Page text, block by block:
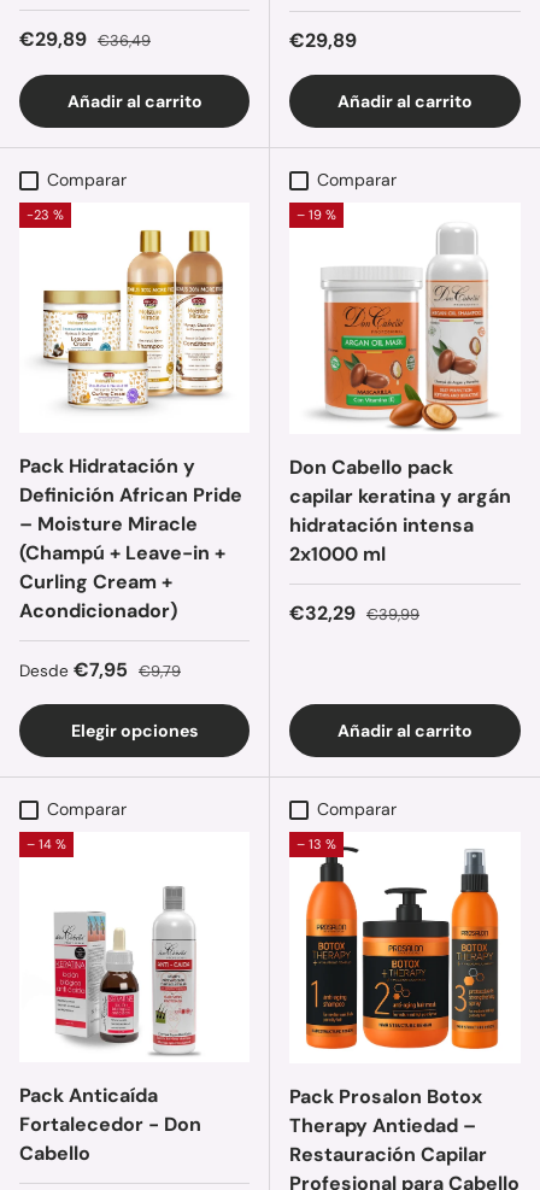
Precio de venta
€29,89 Precio normal
€36,49
Añadir al carrito
Precio normal
€29,89
Añadir al carrito
Comparar
-23 %
Pack Hidratación y
Definición African Pride
– Moisture Miracle
(Champú + Leave-in +
Curling Cream +
Acondicionador)
Precio de venta
Desde €7,95 Precio normal
€9,79
Elegir opciones
Comparar
– 19 %
Don Cabello pack
capilar keratina y argán
hidratación intensa
2x1000 ml
Precio de venta
€32,29 Precio normal
€39,99
Añadir al carrito
Comparar
– 14 %
Pack Anticaída
Fortalecedor - Don
Cabello
Comparar
– 13 %
Pack Prosalon Botox
Therapy Antiedad –
Restauración Capilar
Profesional para Cabello